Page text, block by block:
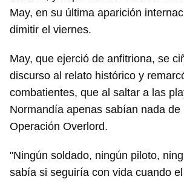
May, en su última aparición
dimitir el viernes.
May, que ejerció de anfitriona, se
discurso al relato histórico y
combatientes, que al saltar a las
Normandía apenas sabían nada de
Operación Overlord.
"Ningún soldado, ningún piloto,
sabía si seguiría con vida cuando